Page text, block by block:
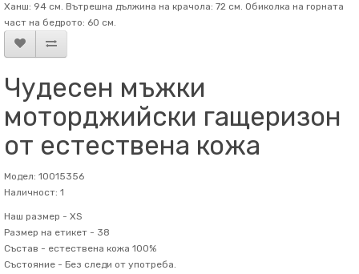
Ханш: 94 см. Вътрешна дължина на крачола: 72 см. Обиколка на горната
част на бедрото: 60 см.
Чудесен мъжки
моторджийски гащеризон
от естествена кожа
Модел: 10015356
Наличност: 1
Наш размер - XS
Размер на етикет - 38
Състав - естествена кожа 100%
Състояние - Без следи от употреба.